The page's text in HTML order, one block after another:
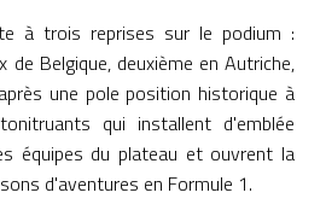
à trois reprises sur le podium :
de Belgique, deuxième en Autriche,
une pole position historique à
qui installent d'emblée
équipes du plateau et ouvrent la
d'aventures en Formule 1.